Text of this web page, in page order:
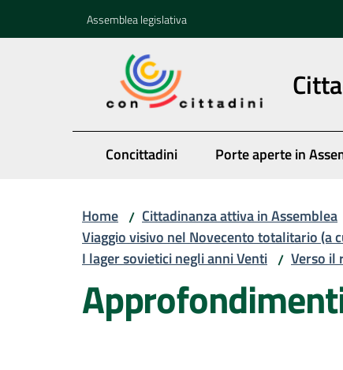
Assemblea legislativa
Concittadini Porte aperte in
Home / Cittadinanza attiva in Assemblea
Viaggio visivo nel Novecento totalitario (a
I lager sovietici negli anni Venti / Verso il